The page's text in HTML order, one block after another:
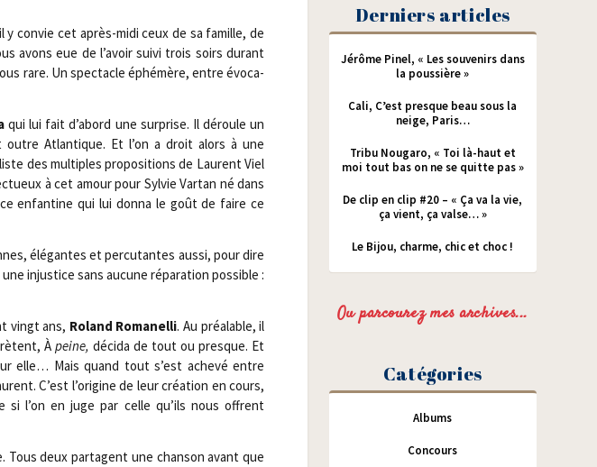
y convie cet après-midi ceux de sa famille, de
avons eue de l’avoir sui­vi trois soirs durant
rare. Un spec­tacle éphé­mère, entre évo­ca­
qui lui fait d’abord une sur­prise. Il déroule un
Atlan­tique. Et l’on a droit alors à une
des mul­tiples pro­po­si­tions de Laurent Viel
à cet amour pour Syl­vie Var­tan né dans
enfan­tine qui lui don­na le goût de faire ce
élé­gantes et per­cu­tantes aus­si, pour dire
injus­tice sans aucune répa­ra­tion pos­sible :
vingt ans, Roland Roma­nel­li. Au préa­lable, il
À peine,déci­da de tout ou presque. Et
elle… Mais quand tout s’est ache­vé entre
C’est l’origine de leur créa­tion en cours,
si l’on en juge par celle qu’ils nous offrent
Tous deux par­tagent une chan­son avant que
Derniers articles
Jérôme Pinel, « Les souvenirs dans
la poussière »
Cali, C’est presque beau sous la
neige, Paris…
Tribu Nougaro, « Toi là-haut et
moi tout bas on ne se quitte pas »
De clip en clip #20 – « Ça va la vie,
ça vient, ça valse… »
Le Bijou, charme, chic et choc !
Ou parcourez mes archives...
Catégories
Albums
Concours